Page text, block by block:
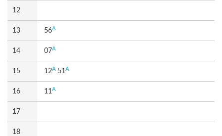
12
13 56A
14 07A
15 12A51A
16 11A
17
18